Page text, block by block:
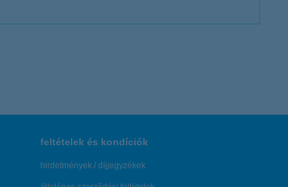
feltételek és kondíciók
hirdetmények / díjjegyzékek